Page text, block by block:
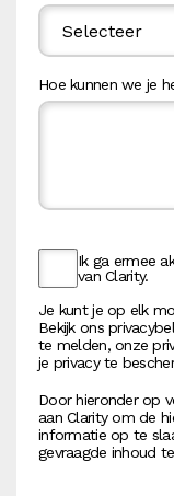
Hoe kunnen we je
Ik ga ermee
van Clarity.
Je kunt je op elk
Bekijk ons
te melden, onze
je privacy te
Door hieronder op
aan Clarity om de
informatie op te
gevraagde inhoud